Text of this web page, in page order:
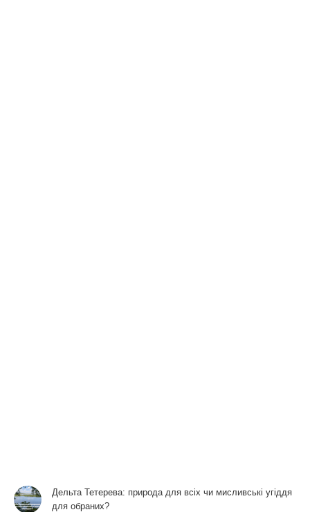
Дельта Тетерева: природа для всіх чи мисливські угіддя
для обраних?